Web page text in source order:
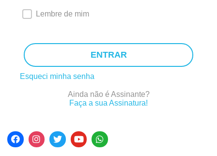
Lembre de mim
ENTRAR
Esqueci minha senha
Ainda não é Assinante?
Faça a sua Assinatura!